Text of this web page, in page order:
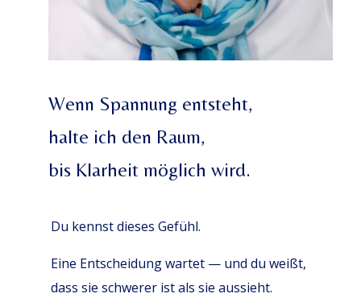
Wenn Spannung entsteht,
halte ich den Raum,
bis Klarheit möglich wird.
Du kennst dieses Gefühl.
Eine Entscheidung wartet — und du weißt,
dass sie schwerer ist als sie aussieht.